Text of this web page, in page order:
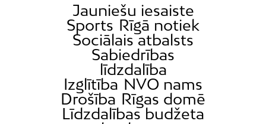
Jauniešu iesaiste
Sports Rīgā notiek
Sociālais atbalsts
Sabiedrības
līdzdalība
Izglītība NVO nams
Drošība Rīgas domē
Līdzdalības budžeta